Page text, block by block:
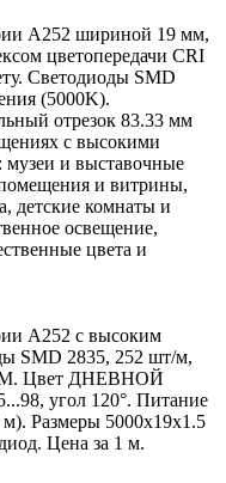
A252 шириной 19 мм,
цветопередачи CRI
Светодиоды SMD
(5000K).
отрезок 83.33 мм
с высокими
музеи и выставочные
и витрины,
детские комнаты и
освещение,
цвета и
A252 с высоким
SMD 2835, 252 шт/м,
3М. Цвет ДНЕВНОЙ
угол 120°. Питание
Размеры 5000х19х1.5
Цена за 1 м.